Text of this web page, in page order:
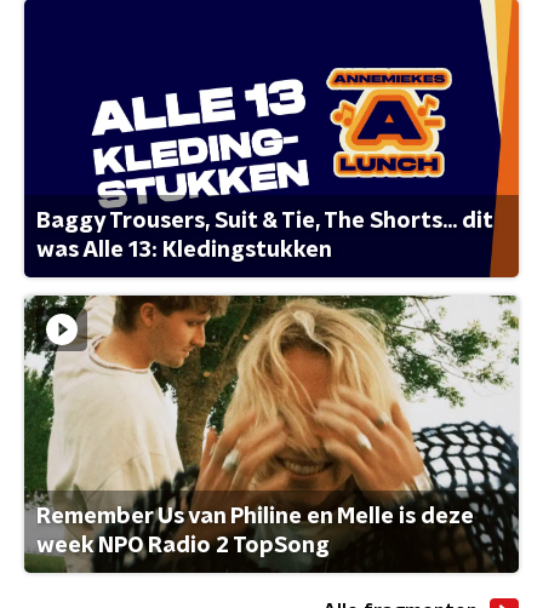
Baggy Trousers, Suit & Tie, The Shorts... dit
was Alle 13: Kledingstukken
Remember Us van Philine en Melle is deze
week NPO Radio 2 TopSong